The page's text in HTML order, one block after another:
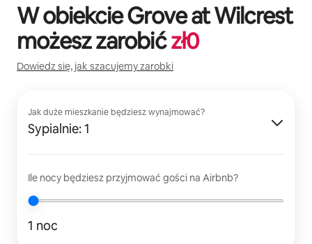
W obiekcieGrove at Wilcrest
możesz zarobićzł0
Dowiedz się, jak szacujemy zarobki
Jak duże mieszkanie będziesz wynajmować?
Sypialnie: 1
Ile nocy będziesz przyjmować gości na Airbnb?
1 noc